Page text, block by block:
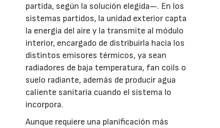
partida, según la solución elegida—. En los
sistemas partidos, la unidad exterior capta
la energía del aire y la transmite al módulo
interior, encargado de distribuirla hacia los
distintos emisores térmicos, ya sean
radiadores de baja temperatura, fan coils o
suelo radiante, además de producir agua
caliente sanitaria cuando el sistema lo
incorpora.
Aunque requiere una planificación más